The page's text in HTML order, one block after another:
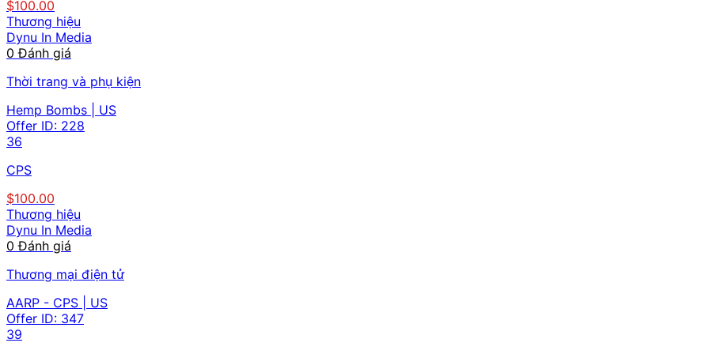
$100.00
Thương hiệu
Dynu In Media
0 Đánh giá
Thời trang và phụ kiện
Hemp Bombs | US
Offer ID: 228
36
CPS
$100.00
Thương hiệu
Dynu In Media
0 Đánh giá
Thương mại điện tử
AARP - CPS | US
Offer ID: 347
39